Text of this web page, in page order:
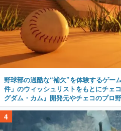
野球部の過酷な“補欠”を体験するゲー
件」のウィッシュリストをもとにチェ
グダム・カム』開発元やチェコのプロ
4